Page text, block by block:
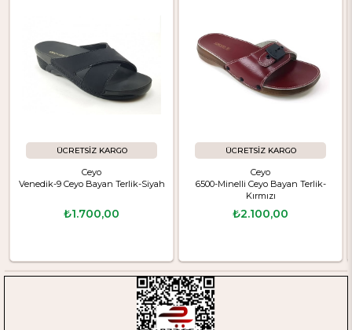
Ceyo
Venedik-9 Ceyo Bayan Terlik-Siyah
₺1.700,00
ÜCRETSIZ KARGO
Ceyo
6500-Minelli Ceyo Bayan Terlik-
Kırmızı
₺2.100,00
ÜCRETSIZ KARGO